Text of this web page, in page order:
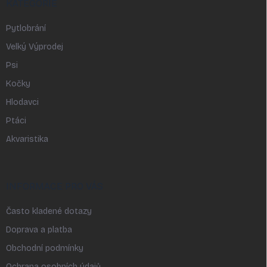
Pytlobrání
Velký Výprodej
Psi
Kočky
Hlodavci
Ptáci
Akvaristika
Často kladené dotazy
Doprava a platba
Obchodní podmínky